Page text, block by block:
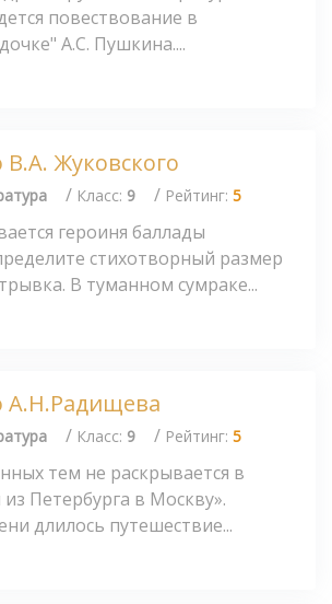
повествование в
А.С. Пушкина....
В.А. Жуковского
/ Класс: 9 / Рейтинг: 5
героиня баллады
стихотворный размер
В туманном сумраке...
А.Н.Радищева
/ Класс: 9 / Рейтинг: 5
тем не раскрывается в
Петербурга в Москву».
длилось путешествие...